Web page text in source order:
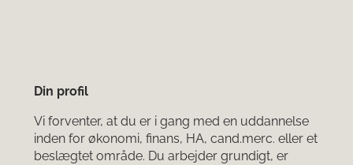
Din profil
Vi forventer, at du er i gang med en uddannelse
inden for økonomi, finans, HA, cand.merc. eller et
beslægtet område. Du arbejder grundigt, er